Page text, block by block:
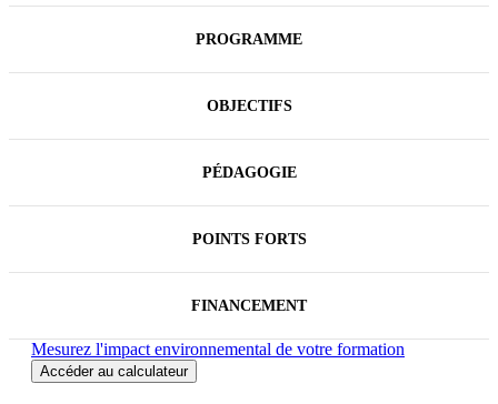
PROGRAMME
OBJECTIFS
PÉDAGOGIE
POINTS FORTS
FINANCEMENT
Mesurez l'impact environnemental de votre formation
Accéder au calculateur